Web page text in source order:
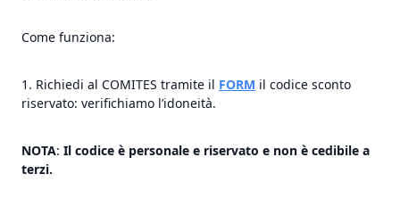
Come funziona:
Richiedi al COMITES tramite il FORM il codice sconto
riservato: verifichiamo l’idoneità.
NOTA: Il codice è personale e riservato e non è cedibile a
terzi.